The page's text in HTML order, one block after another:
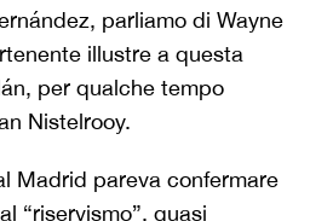
parliamo di Wayne
illustre a questa
per qualche tempo
Nistelrooy.
Madrid pareva confermare
“riservismo”, quasi